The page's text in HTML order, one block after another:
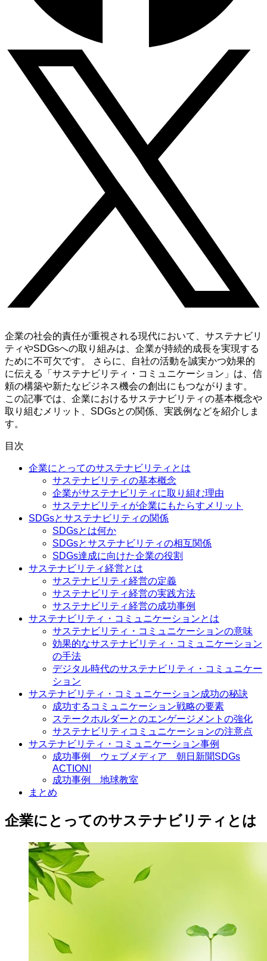
企業の社会的責任が重視される現代において、サステナビリ
ティやSDGsへの取り組みは、企業が持続的成長を実現する
ために不可欠です。 さらに、自社の活動を誠実かつ効果的
に伝える「サステナビリティ・コミュニケーション」は、信
頼の構築や新たなビジネス機会の創出にもつながります。
この記事では、企業におけるサステナビリティの基本概念や
取り組むメリット、SDGsとの関係、実践例などを紹介しま
す。
目次
企業にとってのサステナビリティとは
サステナビリティの基本概念
企業がサステナビリティに取り組む理由
サステナビリティが企業にもたらすメリット
SDGsとサステナビリティの関係
SDGsとは何か
SDGsとサステナビリティの相互関係
SDGs達成に向けた企業の役割
サステナビリティ経営とは
サステナビリティ経営の定義
サステナビリティ経営の実践方法
サステナビリティ経営の成功事例
サステナビリティ・コミュニケーションとは
サステナビリティ・コミュニケーションの意味
効果的なサステナビリティ・コミュニケーション
の手法
デジタル時代のサステナビリティ・コミュニケー
ション
サステナビリティ・コミュニケーション成功の秘訣
成功するコミュニケーション戦略の要素
ステークホルダーとのエンゲージメントの強化
サステナビリティコミュニケーションの注意点
サステナビリティ・コミュニケーション事例
成功事例 ウェブメディア 朝日新聞SDGs
ACTION!
成功事例 地球教室
まとめ
企業にとってのサステナビリティとは